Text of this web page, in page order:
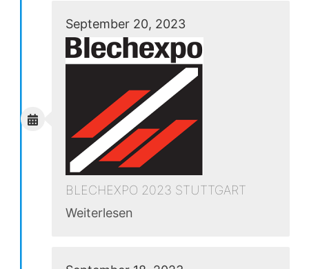
September 20, 2023
BLECHEXPO 2023 STUTTGART
Weiterlesen